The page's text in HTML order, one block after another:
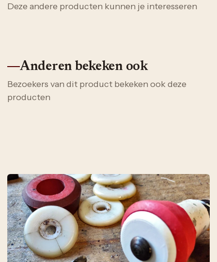
Deze andere producten kunnen je interesseren
Anderen bekeken ook
Bezoekers van dit product bekeken ook deze
producten